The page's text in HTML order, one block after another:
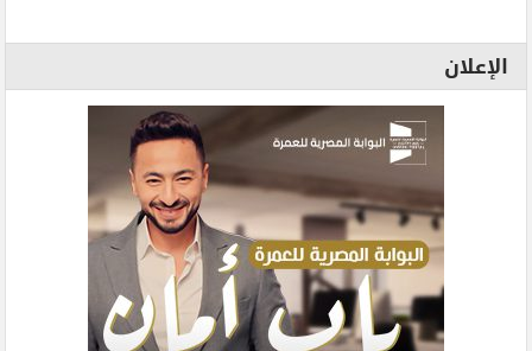
الإعلان